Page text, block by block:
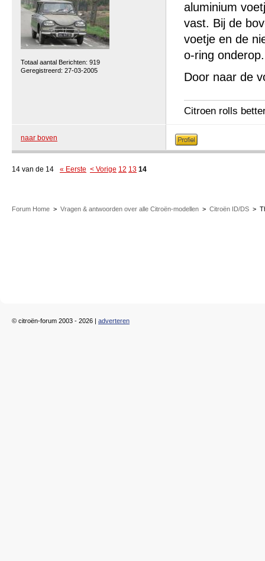
Totaal aantal Berichten: 919
Geregistreerd: 27-03-2005
aluminium
vast. Bij de
voetje en de
o-ring onderop.
Door naar de
Citroen rolls
naar boven
14 van de 14 « Eerste < Vorige 12 13 14
Forum Home > Vragen & antwoorden over alle Citroën-modellen > Citroën ID/DS >
© citroën-forum 2003 - 2026 | adverteren